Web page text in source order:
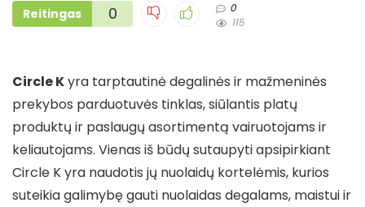
Reitingas 0
0
115
Circle Kyra tarptautinė degalinės ir mažmeninės
prekybos parduotuvės tinklas, siūlantis platų
produktų ir paslaugų asortimentą vairuotojams ir
keliautojams. Vienas iš būdų sutaupyti apsipirkiant
Circle K yra naudotis jų nuolaidų kortelėmis, kurios
suteikia galimybę gauti nuolaidas degalams, maistui ir